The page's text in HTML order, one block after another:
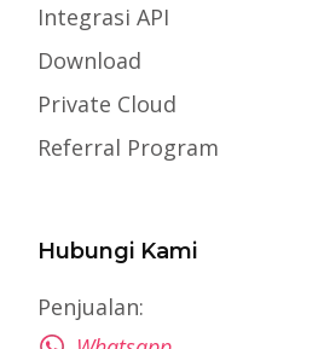
Integrasi API
Download
Private Cloud
Referral Program
Hubungi Kami
Penjualan: